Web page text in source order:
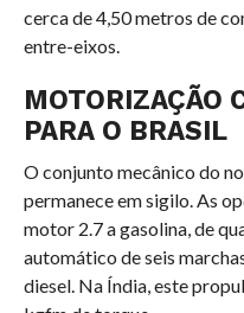
cerca de 4,50 metros de
entre-eixos.
MOTORIZAÇÃO
PARA O BRASIL
O conjunto mecânico do
permanece em sigilo. As
motor 2.7 a gasolina, de
automático de seis
diesel. Na Índia, este